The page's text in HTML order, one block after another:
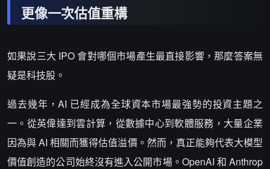
更像一次估值重構
如果說三大 IPO 會對哪個市場產生最直接影響，那麼答案無
疑是科技股。
過去幾年，AI 已經成為全球資本市場最強勢的投資主題之
一。從英偉達到雲計算，從數據中心到軟體服務，大量企業
因為與 AI 相關而獲得估值溢價。然而，真正能夠代表大模型
價值創造的公司始終沒有進入公開市場。OpenAI 和 Anthrop